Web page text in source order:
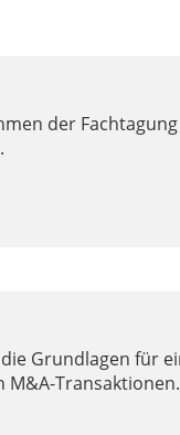
der Fachtagung
Grundlagen für
Transaktionen.